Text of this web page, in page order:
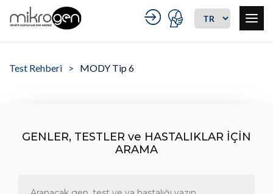
Test Rehberi MODY Tip 6
GENLER, TESTLER ve HASTALIKLAR İÇİN
ARAMA